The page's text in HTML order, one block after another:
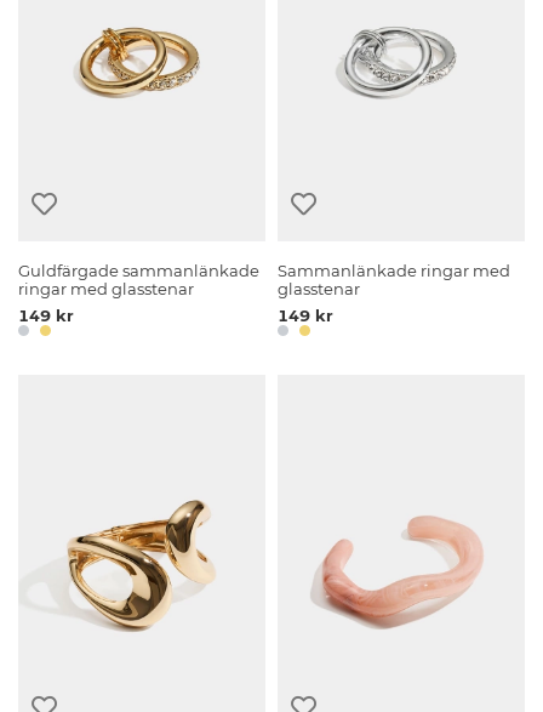
Guldfärgade sammanlänkade
ringar med glasstenar
149 kr
Sammanlänkade ringar med
glasstenar
149 kr